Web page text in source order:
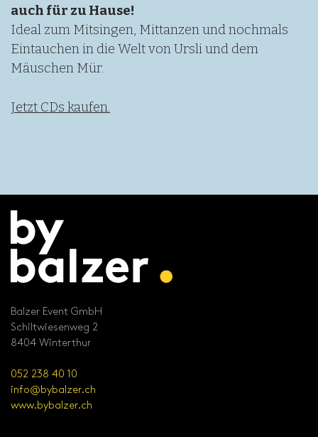
auch für zu Hause!
Ideal zum Mitsingen, Mittanzen und nochmals
Eintauchen in die Welt von Ursli und dem
Mäuschen Mür.
Jetzt CDs kaufen.
Balzer Event GmbH
Schiltwiesenweg 2
8404 Winterthur
052 238 40 10
info@bybalzer.ch
www.bybalzer.ch